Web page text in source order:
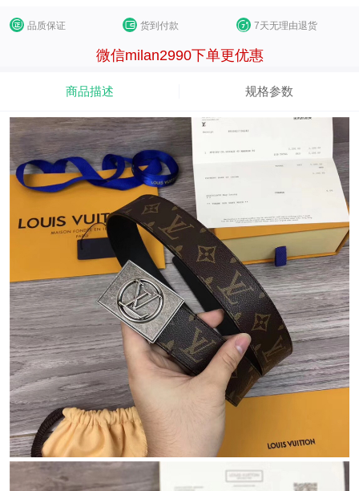
品质保证 货到付款 7天无理由退货
微信milan2990下单更优惠
商品描述 规格参数